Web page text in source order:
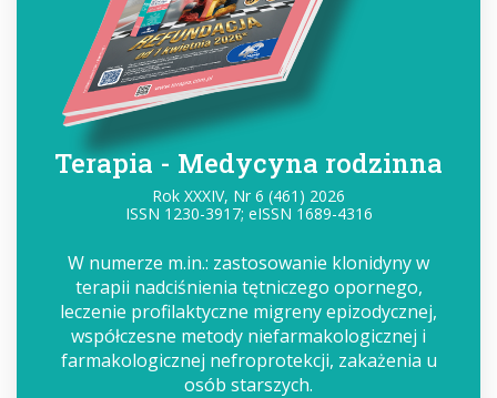
Terapia - Medycyna rodzinna
Rok XXXIV, Nr 6 (461) 2026
ISSN 1230-3917; eISSN 1689-4316
W numerze m.in.: zastosowanie klonidyny w
terapii nadciśnienia tętniczego opornego,
leczenie profilaktyczne migreny epizodycznej,
współczesne metody niefarmakologicznej i
farmakologicznej nefroprotekcji, zakażenia u
osób starszych.